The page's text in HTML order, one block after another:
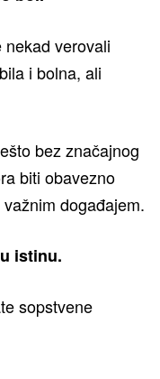
verovali
i bolna, ali
bez značajnog
biti obavezno
događajem.
istinu.
sopstvene